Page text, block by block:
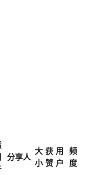
分享人
大
小
获
赞
用
户
频
度